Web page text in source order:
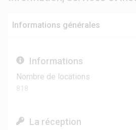
Informations générales
Informations
Nombre de locations
818
La réception